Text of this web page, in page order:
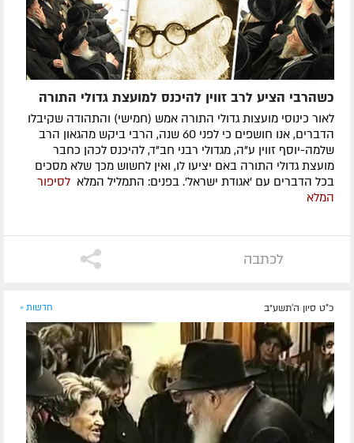
כשהרבי הציע לרב זווין להיכנס למועצת גדולי התורה
לאור כינוסי מועצות גדולי התורה אמש (חמישי) והתהודה שקיבלו
הדברים, אנו חושפים כי לפני 60 שנה, הרבי ביקש מהגאון הרב
שלמה-יוסף זווין ע"ה, מגדולי רבני חב"ד, להיכנס לכהן כחבר
מועצת גדולי התורה באם יציעו לו, ואין לחשוש מכך שלא מסכים
בכל הדברים עם 'אגודת ישראל'. בפנים: התמליל המלא לסיפור
המלא
לכתבה
כ"ט סיון ה׳תשע״ב חדשות »